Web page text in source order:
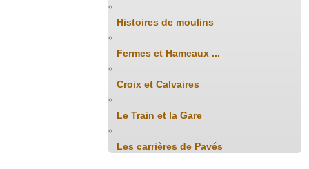
Histoires de moulins
Fermes et Hameaux ...
Croix et Calvaires
Le Train et la Gare
Les carrières de Pavés